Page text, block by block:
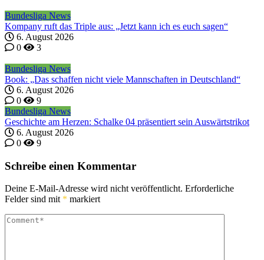
Bundesliga News
Kompany ruft das Triple aus: „Jetzt kann ich es euch sagen“
6. August 2026
0
3
Bundesliga News
Book: „Das schaffen nicht viele Mannschaften in Deutschland“
6. August 2026
0
9
Bundesliga News
Geschichte am Herzen: Schalke 04 präsentiert sein Auswärtstrikot
6. August 2026
0
9
Schreibe einen Kommentar
Deine E-Mail-Adresse wird nicht veröffentlicht. Erforderliche
Felder sind mit * markiert